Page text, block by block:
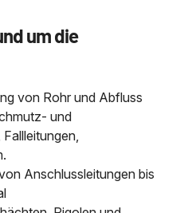
um die
von Rohr und Abfluss
und
Anschlussleitungen bis